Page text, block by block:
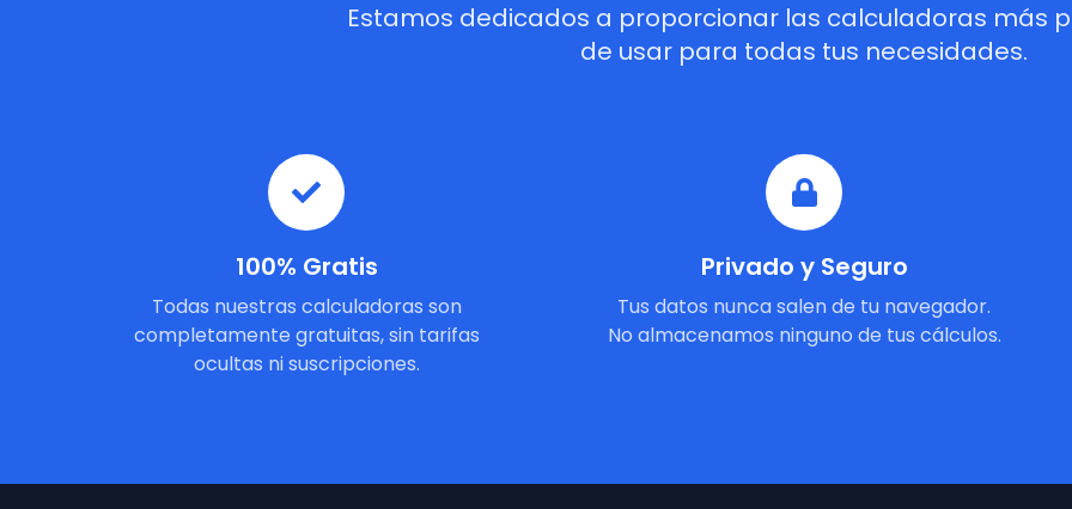
Estamos dedicados a proporcionar las calculadoras más
de usar para todas tus necesidades.
100% Gratis
Todas nuestras calculadoras son
completamente gratuitas, sin tarifas
ocultas ni suscripciones.
Privado y Seguro
Tus datos nunca salen de tu navegador.
No almacenamos ninguno de tus cálculos.